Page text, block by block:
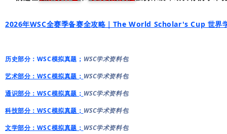
2026年WSC全赛季备赛全攻略｜The World Scholar's Cup 世界
历史部分：WSC模拟真题； WSC学术资料包
艺术部分：WSC模拟真题； WSC学术资料包
通识部分：WSC模拟真题； WSC学术资料包
科技部分：WSC模拟真题； WSC学术资料包
文学部分：WSC模拟真题； WSC学术资料包